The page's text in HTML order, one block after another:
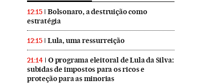
12:15
Bolsonaro, a destruição como
estratégia
12:15 Lula, uma ressurreição
21:14
O programa eleitoral de Lula da Silva:
subidas de impostos para os ricos e
proteção para as minorias